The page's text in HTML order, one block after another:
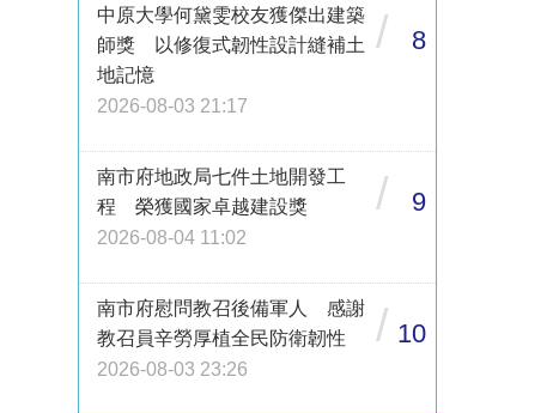
中原大學何黛雯校友獲傑出建築
師獎 以修復式韌性設計縫補土
地記憶
2026-08-03 21:17
/ 8
南市府地政局七件土地開發工
程 榮獲國家卓越建設獎
2026-08-04 11:02
/ 9
南市府慰問教召後備軍人 感謝
教召員辛勞厚植全民防衛韌性
2026-08-03 23:26
/ 10